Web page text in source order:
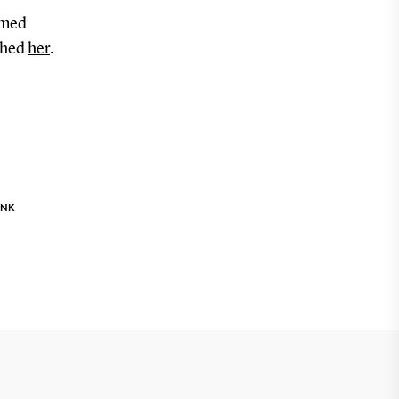
her.